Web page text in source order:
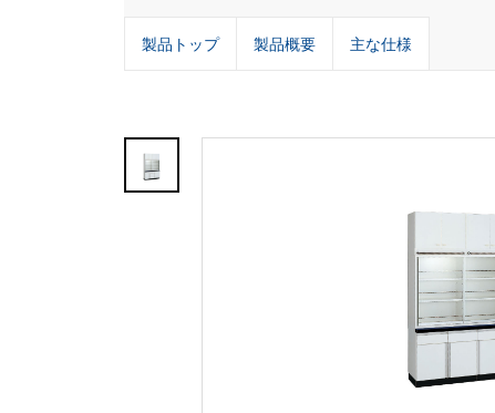
製品トップ 製品概要 主な仕様